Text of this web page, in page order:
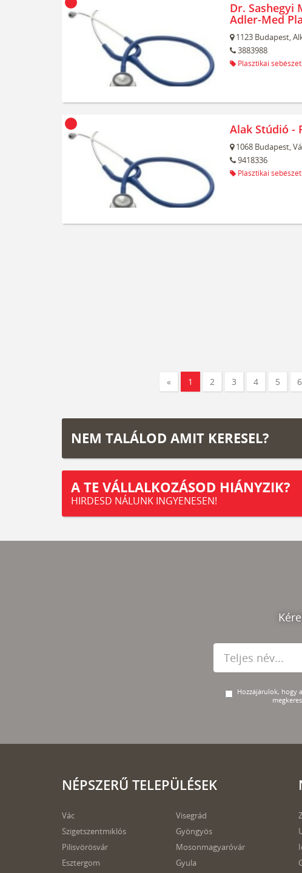
Dr. Sashegyi
Adler-Med
1123 Budapest,
3883988
Plasztikai sebészet
Alak Stúdió -
1068 Budapest,
9418336
Plasztikai sebészet
« 1 2 3 4 5 6
NEM TALÁLOD AMIT KERESEL?
A TE VÁLLALKOZÁSOD HIÁNYZIK?
HIRDESD NÁLUNK INGYENESEN!
Hozzájárulok, hogy
NÉPSZERŰ TELEPÜLÉSEK
Vác
Szigetszentmiklós
Pilisvörösvár
Esztergom
Visegrád
Gyöngyös
Mosonmagyaróvár
Gyula